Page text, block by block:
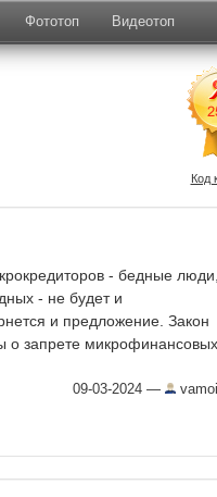
Фототоп Видеотоп
Код
- бедные
- не будет и
и предложение. Закон
о запрете микрофинансовых
09-03-2024 —